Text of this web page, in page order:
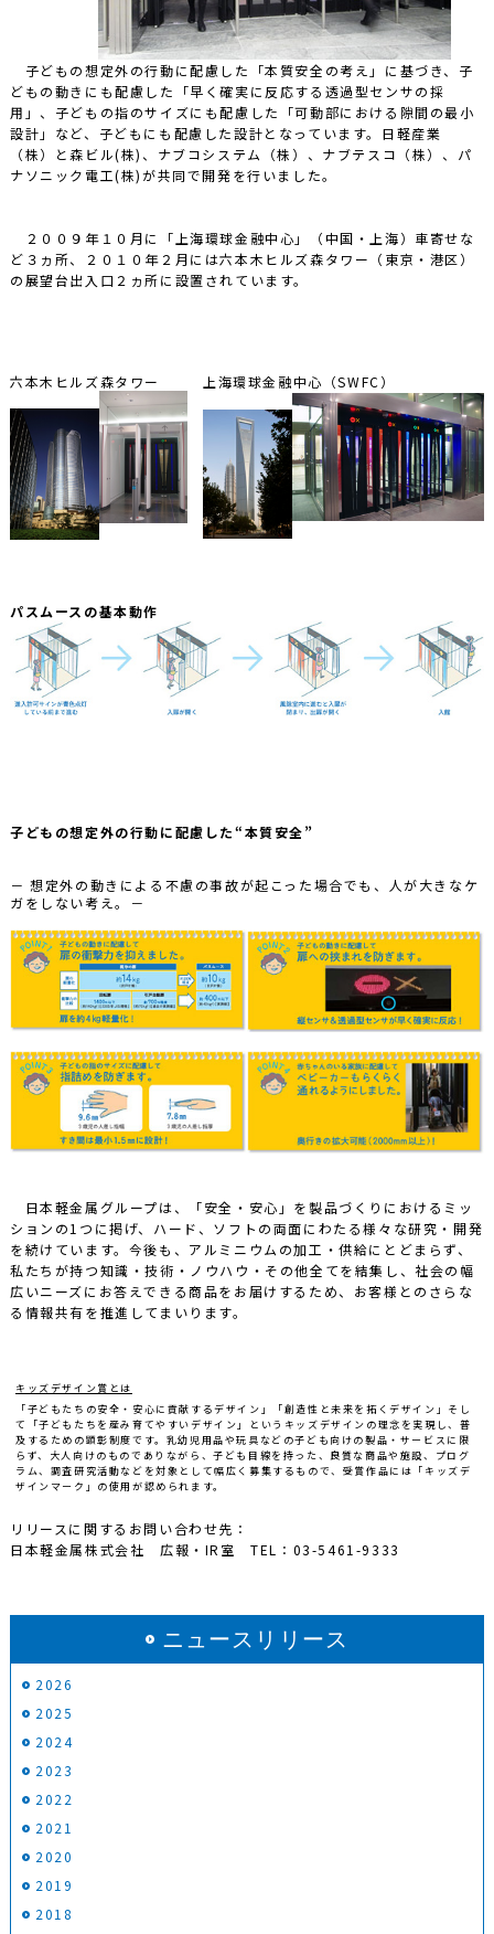
子どもの想定外の行動に配慮した「本質安全の考え」に基づき、子
どもの動きにも配慮した「早く確実に反応する透過型センサの採
用」、子どもの指のサイズにも配慮した「可動部における隙間の最小
設計」など、子どもにも配慮した設計となっています。日軽産業
（株）と森ビル(株)、ナブコシステム（株）、ナブテスコ（株）、パ
ナソニック電工(株)が共同で開発を行いました。
２００９年１０月に「上海環球金融中心」（中国・上海）車寄せな
ど３ヵ所、２０１０年２月には六本木ヒルズ森タワー（東京・港区）
の展望台出入口２ヵ所に設置されています。
六本木ヒルズ森タワー 上海環球金融中心（SWFC）
パスムースの基本動作
子どもの想定外の行動に配慮した“本質安全”
－ 想定外の動きによる不慮の事故が起こった場合でも、人が大きなケ
ガをしない考え。－
日本軽金属グループは、「安全・安心」を製品づくりにおけるミッ
ションの1つに掲げ、ハード、ソフトの両面にわたる様々な研究・開発
を続けています。今後も、アルミニウムの加工・供給にとどまらず、
私たちが持つ知識・技術・ノウハウ・その他全てを結集し、社会の幅
広いニーズにお答えできる商品をお届けするため、お客様とのさらな
る情報共有を推進してまいります。
キッズデザイン賞とは
「子どもたちの安全・安心に貢献するデザイン」「創造性と未来を拓くデザイン」そし
て「子どもたちを産み育てやすいデザイン」というキッズデザインの理念を実現し、普
及するための顕彰制度です。乳幼児用品や玩具などの子ども向けの製品・サービスに限
らず、大人向けのものでありながら、子ども目線を持った、良質な商品や施設、プログ
ラム、調査研究活動などを対象として幅広く募集するもので、受賞作品には「キッズデ
ザインマーク」の使用が認められます。
リリースに関するお問い合わせ先：
日本軽金属株式会社 広報・IR室TEL ：03-5461-9333
ニュースリリース
2026
2025
2024
2023
2022
2021
2020
2019
2018